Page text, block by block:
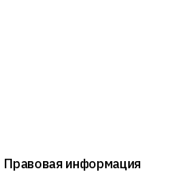
Правовая информация